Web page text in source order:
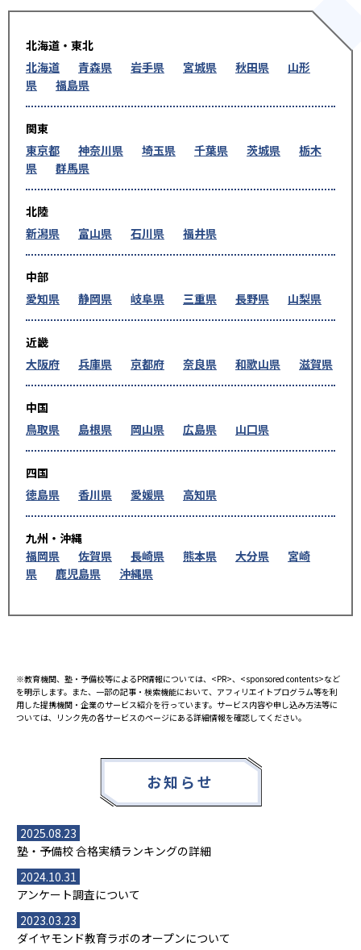
北海道・東北
北海道
青森県 岩手県 宮城県 秋田県
山形
県
福島県
関東
東京都
神奈川県 埼玉県 千葉県 茨城県
栃木
県
群馬県
北陸
新潟県
富山県 石川県 福井県
中部
愛知県
静岡県 岐阜県 三重県 長野県 山梨県
近畿
大阪府
兵庫県 京都府 奈良県 和歌山県 滋賀県
中国
鳥取県
島根県 岡山県 広島県 山口県
四国
徳島県
香川県 愛媛県 高知県
九州・沖縄
福岡県
佐賀県 長崎県 熊本県 大分県
宮崎
県
鹿児島県 沖縄県
※教育機関、塾・予備校等によるPR情報については、<PR>、<sponsored contents>など
を明示します。また、一部の記事・検索機能において、アフィリエイトプログラム等を利
用した提携機関・企業のサービス紹介を行っています。サービス内容や申し込み方法等に
ついては、リンク先の各サービスのページにある詳細情報を確認してください。
お知らせ
2025.08.23
塾・予備校 合格実績ランキングの詳細
2024.10.31
アンケート調査について
2023.03.23
ダイヤモンド教育ラボのオープンについて